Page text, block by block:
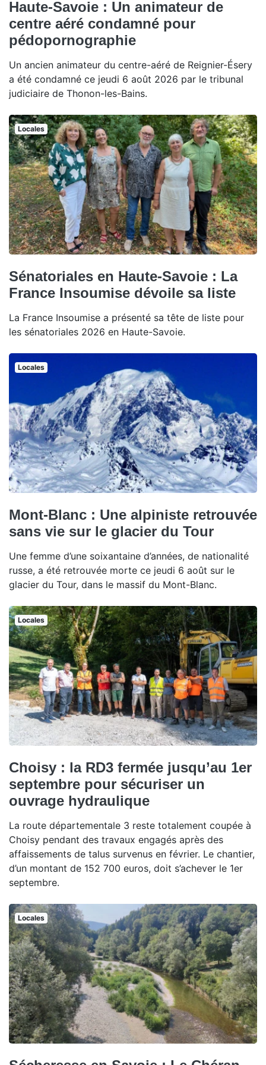
Haute-Savoie : Un animateur de
centre aéré condamné pour
pédopornographie
Un ancien animateur du centre-aéré de Reignier-Ésery
a été condamné ce jeudi 6 août 2026 par le tribunal
judiciaire de Thonon-les-Bains.
Locales
Sénatoriales en Haute-Savoie : La
France Insoumise dévoile sa liste
La France Insoumise a présenté sa tête de liste pour
les sénatoriales 2026 en Haute-Savoie.
Locales
Mont-Blanc : Une alpiniste retrouvée
sans vie sur le glacier du Tour
Une femme d’une soixantaine d’années, de nationalité
russe, a été retrouvée morte ce jeudi 6 août sur le
glacier du Tour, dans le massif du Mont-Blanc.
Locales
Choisy : la RD3 fermée jusqu’au 1er
septembre pour sécuriser un
ouvrage hydraulique
La route départementale 3 reste totalement coupée à
Choisy pendant des travaux engagés après des
affaissements de talus survenus en février. Le chantier,
d’un montant de 152 700 euros, doit s’achever le 1er
septembre.
Locales